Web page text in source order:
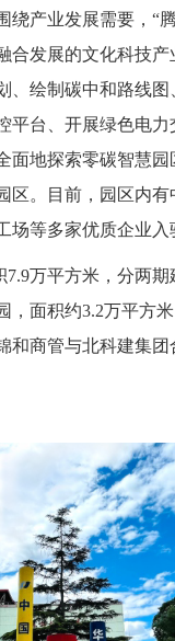
绕产业发展需要，“
合发展的文化科技产
、绘制碳中和路线图
平台、开展绿色电力
面地探索零碳智慧
区。目前，园区内
场等多家优质企业入
万平方米，分两期
，面积约3.2万平方
和商管与北科建集团